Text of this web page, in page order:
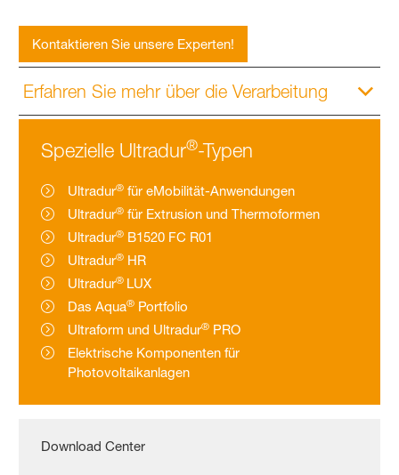
Kontaktieren Sie unsere Experten!
Erfahren Sie mehr über die Verarbeitung
Spezielle Ultradur®-Typen
Ultradur® für eMobilität-Anwendungen
Ultradur® für Extrusion und Thermoformen
Ultradur® B1520 FC R01
Ultradur® HR
Ultradur® LUX
Das Aqua® Portfolio
Ultraform und Ultradur® PRO
Elektrische Komponenten für
Photovoltaikanlagen
Download Center